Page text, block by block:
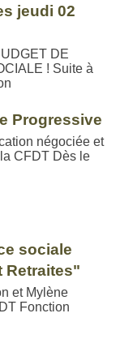
jeudi 02
DE
! Suite à
Progressive
négociée et
CFDT Dès le
sociale
Retraites"
et Mylène
Fonction